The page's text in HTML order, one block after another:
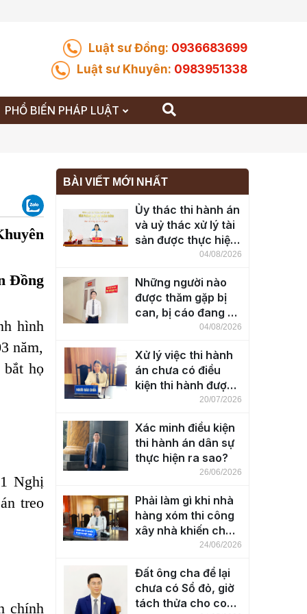
Luật sư Đồng: 0936683699
Luật sư Khuyên: 0983951338
PHỔ BIẾN PHÁP LUẬT
Đồng
hình
năm,
họ
Nghị
treo
chính
BÀI VIẾT MỚI NHẤT
Ủy thác thi hành án
và uỷ thác xử lý tài
sản được thực hiện
04/08/2026
Những người nào
được thăm gặp bị
can, bị cáo đang bị
04/08/2026
Xử lý việc thi hành
án chưa có điều
kiện thi hành được
thực hiện ra sao?
20/07/2026
Xác minh điều kiện
thi hành án dân sự
thực hiện ra sao?
26/06/2026
Phải làm gì khi nhà
hàng xóm thi công
xây nhà khiến cho
nhà bên cạnh bị24/06/2026
Đất ông cha để lại
chưa có Sổ đỏ, giờ
tách thửa cho con